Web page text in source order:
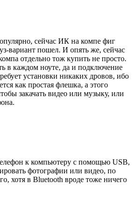
сейчас ИК на компе фиг
вариант пошел. И опять же, сейчас
отдельно тож купить не просто.
в каждом ноуте, да и подключение
установки никаких дровов, ибо
как простая флешка, а этого
закачать видео или музыку, или
к компьютеру с помощью USB,
фотографии или видео, по
хотя в Bluetooth вроде тоже ничего